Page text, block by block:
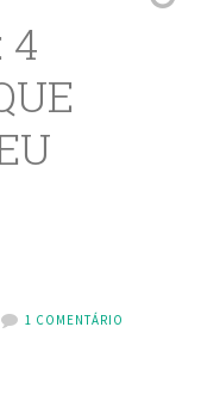
4
1 COMENTÁRIO